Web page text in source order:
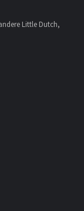
Little Dutch,